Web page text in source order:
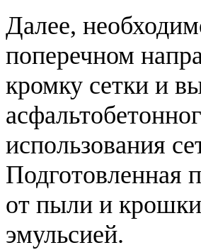
Далее,
поперечном
кромку сетки и
использования
Подготовленная
от пыли и
эмульсией.